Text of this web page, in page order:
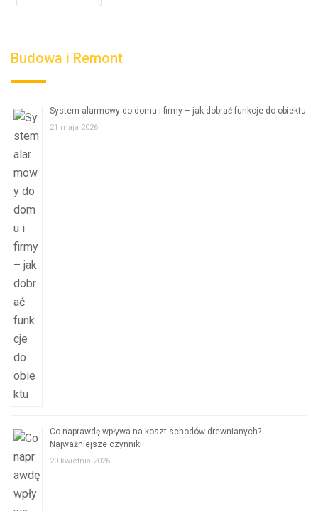
Budowa i Remont
System alarmowy do domu i firmy – jak dobrać funkcje do obiektu
21 maja 2026
Co naprawdę wpływa na koszt schodów drewnianych?
Najważniejsze czynniki
20 kwietnia 2026